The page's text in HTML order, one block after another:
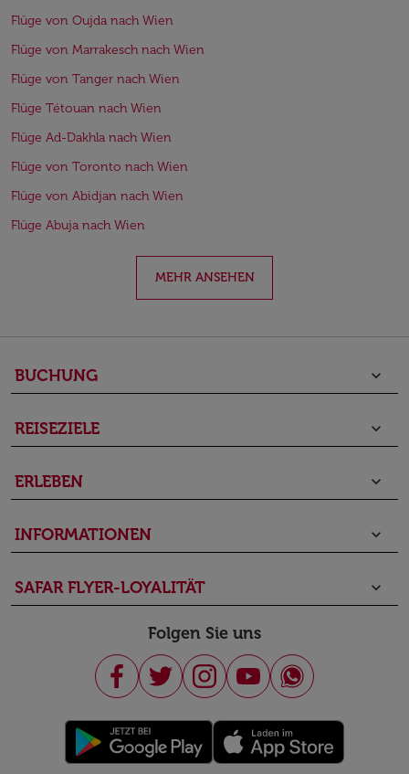
Flüge von Oujda nach Wien
Flüge von Marrakesch nach Wien
Flüge von Tanger nach Wien
Flüge Tétouan nach Wien
Flüge Ad-Dakhla nach Wien
Flüge von Toronto nach Wien
Flüge von Abidjan nach Wien
Flüge Abuja nach Wien
MEHR ANSEHEN
BUCHUNG keyboard_arrow_down
REISEZIELE keyboard_arrow_down
ERLEBEN keyboard_arrow_down
INFORMATIONEN keyboard_arrow_down
SAFAR FLYER-LOYALITÄT keyboard_arrow_down
Folgen Sie uns